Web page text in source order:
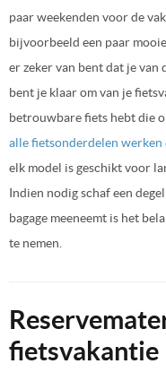
paar weekenden voor de
bijvoorbeeld een paar
er zeker van bent dat je van
bent je klaar om van je
betrouwbare fiets hebt die
alle fietsonderdelen werken
elk model is geschikt voor
Indien nodig schaf een
bagage meeneemt is het
te nemen.
fietsvakantie